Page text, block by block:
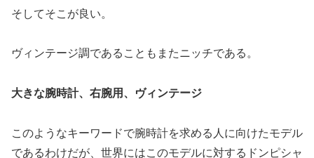
そしてそこが良い。
ヴィンテージ調であることもまたニッチである。
大きな腕時計、右腕用、ヴィンテージ
このようなキーワードで腕時計を求める人に向けたモデル
であるわけだが、世界にはこのモデルに対するドンピシャ